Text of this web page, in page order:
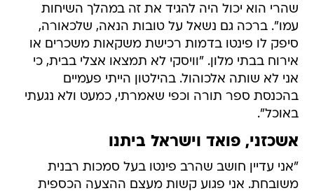
שהרי הוא יכול היה להגיד את זה במהלך השיחות
עמו". ברכה גם נשאל על טובות הנאה, שלכאורה,
סיפק לו פינטו בדמות רכישת משקאות משכרים או
אירוח בבתי מלון. "וויסקי לא תמצאו אצלי בבית, כי
אני לא שותה אלכוהול. בהילטון הייתי פעמיים
בהכנסת ספר תורה וכפי שאמרתי, כמעט ולא נגעתי
באוכל".
אשכזני, פואד וישראל ביתנו
"אני עדיין חושב שהרב פינטו בעל סמכות רבנית
משובחת. אני פגוע קשות מעצם ההצעה הכספית